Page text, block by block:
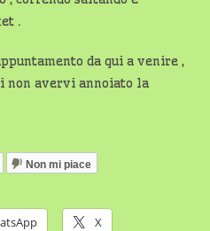
.
da qui a venire ,
non avervi annoiato la
Non mi piace
X